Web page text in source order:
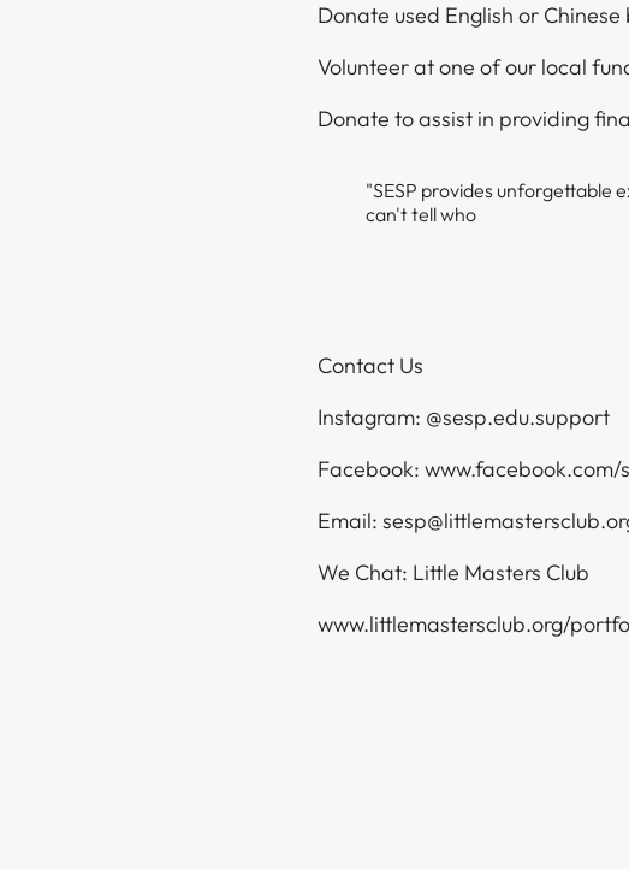
Donate used English or Chinese books for the students to use​​​​‌
Volunteer at one of our local fundraising events​​​​‌
Donate to assist in providing financial aid or purchasing other educational materials​​​​‌
"SESP provides unforgettable
can't tell who​​​​‌ ‍ ​‍​‍‌‍ ‌ ​‍‌‍‍‌‌‍‌ ‌‍‍‌‌‍ ‍​‍​‍​ ‍‍​‍​‍‌ ​ ‌‍​‌‌‍ ‍‌‍‍‌‌ ‌​‌ ‍‌​‍ ‍‌‍‍‌‌‍ ​‍​‍​‍ ​​‍​‍‌‍‍​‌ ​‍‌‍‌‌‌‍‌‍​‍​‍​ ‍‍​‍​‍‌‍‍​‌ ‌​‌ ‌​‌ ​​​ ‍‍​‍ ​‍ ‌‍ ​‌‍ ‌‍​ ‌‍​‌‌‍ ​‌‍‍​‌‍ ‌ ​ ‌ ‌​​ ‍‍​ ​ ​ ​ ​ ​ ​ ​ ​‍ ‌‍‍‌‌‍ ‍‌ ‌​‌‍‌‌‌‍ ‍‌ ‌​​‍ ‌‍‌‌‌‍‌​‌‍‍‌‌ ‌​​‍ ‌‍ ‌‌‍ ‌‍‌​‌‍‌‌​ ‌‌ ​​‌ ​‍‌‍‌‌‌ ​ ‌‍‌‌‌‍ ‍‌ ‌​‌‍​‌‌ ‌​‌‍‍‌‌‍ ‌‍ ‍​ ‍ ‌‍‍‌‌‍‌​​ ‌‌‍​‍​ ​ ‌‍‌‌​ ​‍‌‍​ ​ ‍‌‌‍​ ​ ‌‍​‍ ‌​ ​‌‌‍‌‌‌‍‌‌​ ​‍​‍ ‌​ ‌​‌‍‌‍‌‍‌‌‌‍​ ​‍ ‌​ ‍​​ ‌‌‌‍‌‍​ ​​​‍ ‌​ ​ ‌‍​‌​ ‌‌‌‍​‍​ ‌‌​ ​​​ ‍​​ ‌ ‌‍‌​‌‍​ ​ ​‍​ ​‍​ ‍ ‌ ‌​‌ ‍‌‌ ​​‌‍‌‌​ ‌‌ ​​‌ ​‍‌‍ ‌‍‌ ‌ ​‍‌‍​‌‌‍ ‌​ ‍ ‌ ​​‌‍​‌‌ ‌​‌‍‍​​ ‌‌‍​‍‌‍ ‌‍‌​‌ ‍‌​‍‌‌​ ‌‌‌​​‍‌‌ ‌‍‍ ‌‍‌‌‌ ‍‌​‍‌‌​ ​ ‌​‌​​‍‌‌​ ​ ‌​‌​​‍‌‌​ ​‍​ ​‍​ ‌ ​ ​ ​ ‍‌‌‍​‌‌‍‌‌​ ‌ ‌‍​‍​ ‍‌​ ‌ ‌‍‌​​ ‌ ​ ‍‌​‍‌‌​ ​‍​ ​‍​‍‌‌​ ‌‌‌​‌​​‍ ‍‌‍​ ‌‍‍​‌‍‍‌‌‍ ​‌‍‌​‌ ​‍‌‍‌‌‌‍ ‍​‍‌‌​ ‌‌‌​​‍‌‌ ‌‍‍ ‌‍‌‌‌ ‍‌​‍‌‌​ ​ ‌​‌​​‍‌‌​ ​ ‌​‌​​‍‌‌​ ​‍​ ​‍‌‍​‌‌‍​ ‌‍​‌‌‍​‌‌‍​‍​ ​ ​ ‌‍‌‍‌‌​ ‌​​ ‍​‌‍​‍​ ‍​​‍‌‌​ ​‍​ ​‍​‍‌‌​ ‌‌‌​‌​​‍ ‍‌ ‌​‌‍‌‌‌ ‍​‌ ‌​​ ‌‍​‍‌‍​‌‌ ​ ‌‍‌‌‌‌‌‌‌ ​‍‌‍ ​​ ‌‌‍‍​‌ ‌​‌ ‌​‌ ​​​‍‌‌​ ​ ‌​​‌​‍‌‌​ ​‍‌​‌‍​‍‌‌​ ​‍‌​‌‍‌‍ ​‌‍ ‌‍​ ‌‍​‌‌‍ ​‌‍‍​‌‍ ‌ ​ ‌ ‌​​‍‌‌​ ​ ‌​​‌​ ​ ​ ​ ​ ​ ​ ​ ​‍‌‍‌‍‍‌‌‍‌​​ ‌‌‍​‍​ ​ ‌‍‌‌​ ​‍‌‍​ ​ ‍‌‌‍​ ​ ‌‍​‍ ‌​ ​‌‌‍‌‌‌‍‌‌​ ​‍​‍ ‌​ ‌​‌‍‌‍‌‍‌‌‌‍​ ​‍ ‌​ ‍​​ ‌‌‌‍‌‍​ ​​​‍ ‌​ ​ ‌‍​‌​ ‌‌‌‍​‍​ ‌‌​ ​​​ ‍​​ ‌ ‌‍‌​‌‍​ ​ ​‍​ ​‍​‍‌‍‌ ‌​‌ ‍‌‌ ​​‌‍‌‌​ ‌‌ ​​‌ ​‍‌‍ ‌‍‌ ‌ ​‍‌‍​‌‌‍ ‌​‍‌‍‌ ​​‌‍​‌‌ ‌​‌‍‍​​ ‌‌‍​‍‌‍ ‌‍‌​‌ ‍‌​‍‌‌​ ‌‌‌​​‍‌‌ ‌‍‍ ‌‍‌‌‌ ‍‌​‍‌‌​ ​ ‌​‌​​‍‌‌​ ​ ‌​‌​​‍‌‌​ ​‍​ ​‍​ ‌ ​ ​ ​ ‍‌‌‍​‌‌‍‌‌​ ‌ ‌‍​‍​ ‍‌​ ‌ ‌‍‌​​ ‌ ​ ‍‌​‍‌‌​ ​‍​ ​‍​‍‌‌​ ‌‌‌​‌​​‍ ‍‌‍​ ‌‍‍​‌‍‍‌‌‍ ​‌‍‌​‌ ​‍‌‍‌‌‌‍ ‍​‍‌‌​ ‌‌‌​​‍‌‌ ‌‍‍ ‌‍‌‌‌ ‍‌​‍‌‌​ ​ ‌​‌​​‍‌‌​ ​ ‌​‌​​‍‌‌​ ​‍​ ​‍‌‍​‌‌‍​ ‌‍​‌‌‍​‌‌‍​‍​ ​ ​ ‌‍‌‍‌‌​ ‌​​ ‍​‌‍​‍​ ‍​​‍‌‌​ ​‍​ ​‍​‍‌‌​ ‌‌‌​‌​​‍ ‍‌ ‌​‌‍‌‌‌ ‍​‌ ‌​​‍​‍‌ ‌
Contact Us​​​​‌ ‍ ​‍​‍‌‍ ‌ ​‍‌‍‍‌‌‍‌ ‌‍‍‌‌‍ ‍​‍​‍​ ‍‍​‍​‍‌ ​ ‌‍​‌‌‍ ‍‌‍‍‌‌ ‌​‌ ‍‌​‍ ‍‌‍‍‌‌‍ ​‍​‍​‍ ​​‍​‍‌‍‍​‌ ​‍‌‍‌‌‌‍‌‍​‍​‍​ ‍‍​‍​‍‌‍‍​‌ ‌​‌ ‌​‌ ​​​ ‍‍​‍ ​‍ ‌‍ ​‌‍ ‌‍​ ‌‍​‌‌‍ ​‌‍‍​‌‍ ‌ ​ ‌ ‌​​ ‍‍​ ​ ​ ​ ​ ​ ​ ​ ​‍ ‌‍‍‌‌‍ ‍‌ ‌​‌‍‌‌‌‍ ‍‌ ‌​​‍ ‌‍‌‌‌‍‌​‌‍‍‌‌ ‌​​‍ ‌‍ ‌‌‍ ‌‍‌​‌‍‌‌​ ‌‌ ​​‌ ​‍‌‍‌‌‌ ​ ‌‍‌‌‌‍ ‍‌ ‌​‌‍​‌‌ ‌​‌‍‍‌‌‍ ‌‍ ‍​ ‍ ‌‍‍‌‌‍‌​​ ‌‌‍​‍​ ​ ‌‍‌‌​ ​‍‌‍​ ​ ‍‌‌‍​ ​ ‌‍​‍ ‌​ ​‌‌‍‌‌‌‍‌‌​ ​‍​‍ ‌​ ‌​‌‍‌‍‌‍‌‌‌‍​ ​‍ ‌​ ‍​​ ‌‌‌‍‌‍​ ​​​‍ ‌​ ​ ‌‍​‌​ ‌‌‌‍​‍​ ‌‌​ ​​​ ‍​​ ‌ ‌‍‌​‌‍​ ​ ​‍​ ​‍​ ‍ ‌ ‌​‌ ‍‌‌ ​​‌‍‌‌​ ‌‌ ​​‌ ​‍‌‍ ‌‍‌ ‌ ​‍‌‍​‌‌‍ ‌​ ‍ ‌ ​​‌‍​‌‌ ‌​‌‍‍​​ ‌‌‍​‍‌‍ ‌‍‌​‌ ‍‌​‍‌‌​ ‌‌‌​​‍‌‌ ‌‍‍ ‌‍‌‌‌ ‍‌​‍‌‌​ ​ ‌​‌​​‍‌‌​ ​ ‌​‌​​‍‌‌​ ​‍​ ​‍​ ​‌​ ‌​​ ​‌​ ‌‍‌‍‌​​ ​​​ ​‌​ ‌‍​ ​‌​ ​‍​ ‌‌‌‍‌‍​‍‌‌​ ​‍​ ​‍​‍‌‌​ ‌‌‌​‌​​‍ ‍‌‍​ ‌‍‍​‌‍‍‌‌‍ ​‌‍‌​‌ ​‍‌‍‌‌‌‍ ‍​‍‌‌​ ‌‌‌​​‍‌‌ ‌‍‍ ‌‍‌‌‌ ‍‌​‍‌‌​ ​ ‌​‌​​‍‌‌​ ​ ‌​‌​​‍‌‌​ ​‍​ ​‍‌‍​ ​ ‌‍‌‍​‌​ ​ ​ ​ ‌‍‌‌​ ​‌‌‍​‍‌‍​‌‌‍‌​‌‍​‌‌‍‌​​ ​​​‍‌‌​ ​‍​ ​‍​‍‌‌​ ‌‌‌​‌​​‍ ‍‌ ‌​‌‍‌‌‌ ‍​‌ ‌​​ ‌‍​‍‌‍​‌‌ ​ ‌‍‌‌‌‌‌‌‌ ​‍‌‍ ​​ ‌‌‍‍​‌ ‌​‌ ‌​‌ ​​​‍‌‌​ ​ ‌​​‌​‍‌‌​ ​‍‌​‌‍​‍‌‌​ ​‍‌​‌‍‌‍ ​‌‍ ‌‍​ ‌‍​‌‌‍ ​‌‍‍​‌‍ ‌ ​ ‌ ‌​​‍‌‌​ ​ ‌​​‌​ ​ ​ ​ ​ ​ ​ ​ ​‍‌‍‌‍‍‌‌‍‌​​ ‌‌‍​‍​ ​ ‌‍‌‌​ ​‍‌‍​ ​ ‍‌‌‍​ ​ ‌‍​‍ ‌​ ​‌‌‍‌‌‌‍‌‌​ ​‍​‍ ‌​ ‌​‌‍‌‍‌‍‌‌‌‍​ ​‍ ‌​ ‍​​ ‌‌‌‍‌‍​ ​​​‍ ‌​ ​ ‌‍​‌​ ‌‌‌‍​‍​ ‌‌​ ​​​ ‍​​ ‌ ‌‍‌​‌‍​ ​ ​‍​ ​‍​‍‌‍‌ ‌​‌ ‍‌‌ ​​‌‍‌‌​ ‌‌ ​​‌ ​‍‌‍ ‌‍‌ ‌ ​‍‌‍​‌‌‍ ‌​‍‌‍‌ ​​‌‍​‌‌ ‌​‌‍‍​​ ‌‌‍​‍‌‍ ‌‍‌​‌ ‍‌​‍‌‌​ ‌‌‌​​‍‌‌ ‌‍‍ ‌‍‌‌‌ ‍‌​‍‌‌​ ​ ‌​‌​​‍‌‌​ ​ ‌​‌​​‍‌‌​ ​‍​ ​‍​ ​‌​ ‌​​ ​‌​ ‌‍‌‍‌​​ ​​​ ​‌​ ‌‍​ ​‌​ ​‍​ ‌‌‌‍‌‍​‍‌‌​ ​‍​ ​‍​‍‌‌​ ‌‌‌​‌​​‍ ‍‌‍​ ‌‍‍​‌‍‍‌‌‍ ​‌‍‌​‌ ​‍‌‍‌‌‌‍ ‍​‍‌‌​ ‌‌‌​​‍‌‌ ‌‍‍ ‌‍‌‌‌ ‍‌​‍‌‌​ ​ ‌​‌​​‍‌‌​ ​ ‌​‌​​‍‌‌​ ​‍​ ​‍‌‍​ ​ ‌‍‌‍​‌​ ​ ​ ​ ‌‍‌‌​ ​‌‌‍​‍‌‍​‌‌‍‌​‌‍​‌‌‍‌​​ ​​​‍‌‌​ ​‍​ ​‍​‍‌‌​ ‌‌‌​‌​​‍ ‍‌ ‌​‌‍‌‌‌ ‍​‌ ‌​​‍​‍‌ ‌
Instagram: @sesp.edu.support
Facebook:
Email:
We Chat: Little Masters Club ​​​​‌ ‍ ​‍​‍‌‍ ‌ ​‍‌‍‍‌‌‍‌ ‌‍‍‌‌‍ ‍​‍​‍​ ‍‍​‍​‍‌ ​ ‌‍​‌‌‍ ‍‌‍‍‌‌ ‌​‌ ‍‌​‍ ‍‌‍‍‌‌‍ ​‍​‍​‍ ​​‍​‍‌‍‍​‌ ​‍‌‍‌‌‌‍‌‍​‍​‍​ ‍‍​‍​‍‌‍‍​‌ ‌​‌ ‌​‌ ​​​ ‍‍​‍ ​‍ ‌‍ ​‌‍ ‌‍​ ‌‍​‌‌‍ ​‌‍‍​‌‍ ‌ ​ ‌ ‌​​ ‍‍​ ​ ​ ​ ​ ​ ​ ​ ​‍ ‌‍‍‌‌‍ ‍‌ ‌​‌‍‌‌‌‍ ‍‌ ‌​​‍ ‌‍‌‌‌‍‌​‌‍‍‌‌ ‌​​‍ ‌‍ ‌‌‍ ‌‍‌​‌‍‌‌​ ‌‌ ​​‌ ​‍‌‍‌‌‌ ​ ‌‍‌‌‌‍ ‍‌ ‌​‌‍​‌‌ ‌​‌‍‍‌‌‍ ‌‍ ‍​ ‍ ‌‍‍‌‌‍‌​​ ‌‌‍​‍​ ​ ‌‍‌‌​ ​‍‌‍​ ​ ‍‌‌‍​ ​ ‌‍​‍ ‌​ ​‌‌‍‌‌‌‍‌‌​ ​‍​‍ ‌​ ‌​‌‍‌‍‌‍‌‌‌‍​ ​‍ ‌​ ‍​​ ‌‌‌‍‌‍​ ​​​‍ ‌​ ​ ‌‍​‌​ ‌‌‌‍​‍​ ‌‌​ ​​​ ‍​​ ‌ ‌‍‌​‌‍​ ​ ​‍​ ​‍​ ‍ ‌ ‌​‌ ‍‌‌ ​​‌‍‌‌​ ‌‌ ​​‌ ​‍‌‍ ‌‍‌ ‌ ​‍‌‍​‌‌‍ ‌​ ‍ ‌ ​​‌‍​‌‌ ‌​‌‍‍​​ ‌‌‍​‍‌‍ ‌‍‌​‌ ‍‌​‍‌‌​ ‌‌‌​​‍‌‌ ‌‍‍ ‌‍‌‌‌ ‍‌​‍‌‌​ ​ ‌​‌​​‍‌‌​ ​ ‌​‌​​‍‌‌​ ​‍​ ​‍​ ​​‌‍‌​‌‍​ ​ ‌ ​ ​​​ ​‌​ ​‍​ ‌‍​ ‍‌​ ‌ ​ ​‌​ ‍​​‍‌‌​ ​‍​ ​‍​‍‌‌​ ‌‌‌​‌​​‍ ‍‌‍​ ‌‍‍​‌‍‍‌‌‍ ​‌‍‌​‌ ​‍‌‍‌‌‌‍ ‍​‍‌‌​ ‌‌‌​​‍‌‌ ‌‍‍ ‌‍‌‌‌ ‍‌​‍‌‌​ ​ ‌​‌​​‍‌‌​ ​ ‌​‌​​‍‌‌​ ​‍​ ​‍​ ‌‍​ ​‌​ ‍​​ ​​​ ​‍​ ​‌‌‍​ ‌‍​ ​ ‌​‌‍‌‍​ ​‍​ ‍‌​ ​​​‍‌‌​ ​‍​ ​‍​‍‌‌​ ‌‌‌​‌​​‍ ‍‌ ‌​‌‍‌‌‌ ‍​‌ ‌​​ ‌‍​‍‌‍​‌‌ ​ ‌‍‌‌‌‌‌‌‌ ​‍‌‍ ​​ ‌‌‍‍​‌ ‌​‌ ‌​‌ ​​​‍‌‌​ ​ ‌​​‌​‍‌‌​ ​‍‌​‌‍​‍‌‌​ ​‍‌​‌‍‌‍ ​‌‍ ‌‍​ ‌‍​‌‌‍ ​‌‍‍​‌‍ ‌ ​ ‌ ‌​​‍‌‌​ ​ ‌​​‌​ ​ ​ ​ ​ ​ ​ ​ ​‍‌‍‌‍‍‌‌‍‌​​ ‌‌‍​‍​ ​ ‌‍‌‌​ ​‍‌‍​ ​ ‍‌‌‍​ ​ ‌‍​‍ ‌​ ​‌‌‍‌‌‌‍‌‌​ ​‍​‍ ‌​ ‌​‌‍‌‍‌‍‌‌‌‍​ ​‍ ‌​ ‍​​ ‌‌‌‍‌‍​ ​​​‍ ‌​ ​ ‌‍​‌​ ‌‌‌‍​‍​ ‌‌​ ​​​ ‍​​ ‌ ‌‍‌​‌‍​ ​ ​‍​ ​‍​‍‌‍‌ ‌​‌ ‍‌‌ ​​‌‍‌‌​ ‌‌ ​​‌ ​‍‌‍ ‌‍‌ ‌ ​‍‌‍​‌‌‍ ‌​‍‌‍‌ ​​‌‍​‌‌ ‌​‌‍‍​​ ‌‌‍​‍‌‍ ‌‍‌​‌ ‍‌​‍‌‌​ ‌‌‌​​‍‌‌ ‌‍‍ ‌‍‌‌‌ ‍‌​‍‌‌​ ​ ‌​‌​​‍‌‌​ ​ ‌​‌​​‍‌‌​ ​‍​ ​‍​ ​​‌‍‌​‌‍​ ​ ‌ ​ ​​​ ​‌​ ​‍​ ‌‍​ ‍‌​ ‌ ​ ​‌​ ‍​​‍‌‌​ ​‍​ ​‍​‍‌‌​ ‌‌‌​‌​​‍ ‍‌‍​ ‌‍‍​‌‍‍‌‌‍ ​‌‍‌​‌ ​‍‌‍‌‌‌‍ ‍​‍‌‌​ ‌‌‌​​‍‌‌ ‌‍‍ ‌‍‌‌‌ ‍‌​‍‌‌​ ​ ‌​‌​​‍‌‌​ ​ ‌​‌​​‍‌‌​ ​‍​ ​‍​ ‌‍​ ​‌​ ‍​​ ​​​ ​‍​ ​‌‌‍​ ‌‍​ ​ ‌​‌‍‌‍​ ​‍​ ‍‌​ ​​​‍‌‌​ ​‍​ ​‍​‍‌‌​ ‌‌‌​‌​​‍ ‍‌ ‌​‌‍‌‌‌ ‍​‌ ‌​​‍​‍‌ ‌
www.littlemastersclub.org/portfolio/sesp/​​​​‌